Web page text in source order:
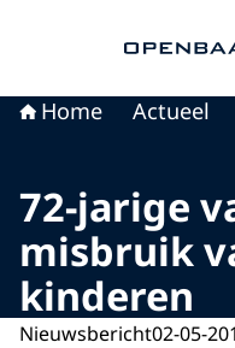
Home Actueel
72-jarige
misbruik
kinderen
Nieuwsbericht02-05-